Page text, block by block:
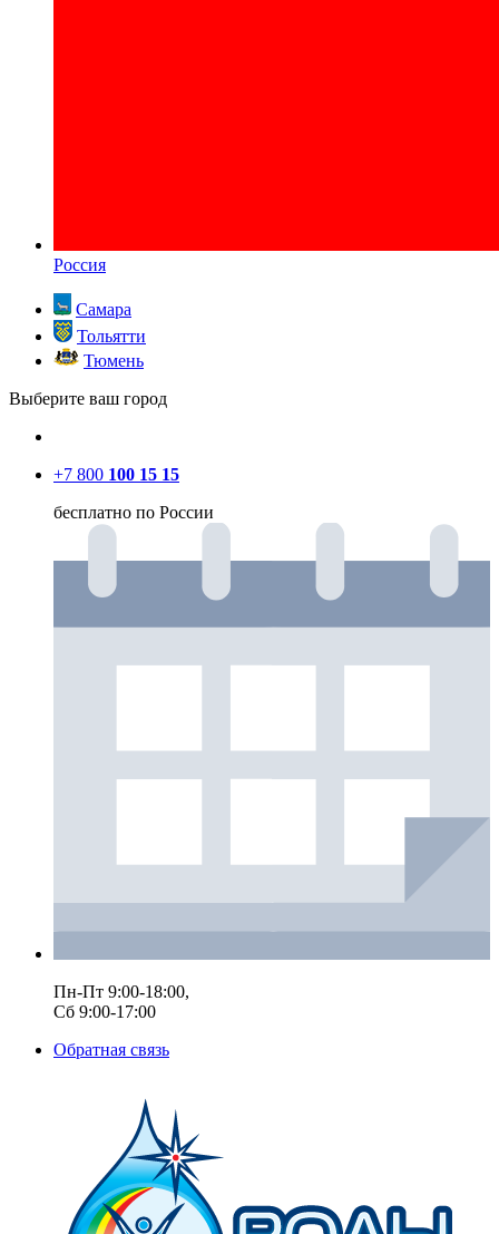
Россия
Самара
Тольятти
Тюмень
Выберите ваш город
+7 800 100 15 15
бесплатно по России
Пн-Пт 9:00-18:00,
Сб 9:00-17:00
Обратная связь